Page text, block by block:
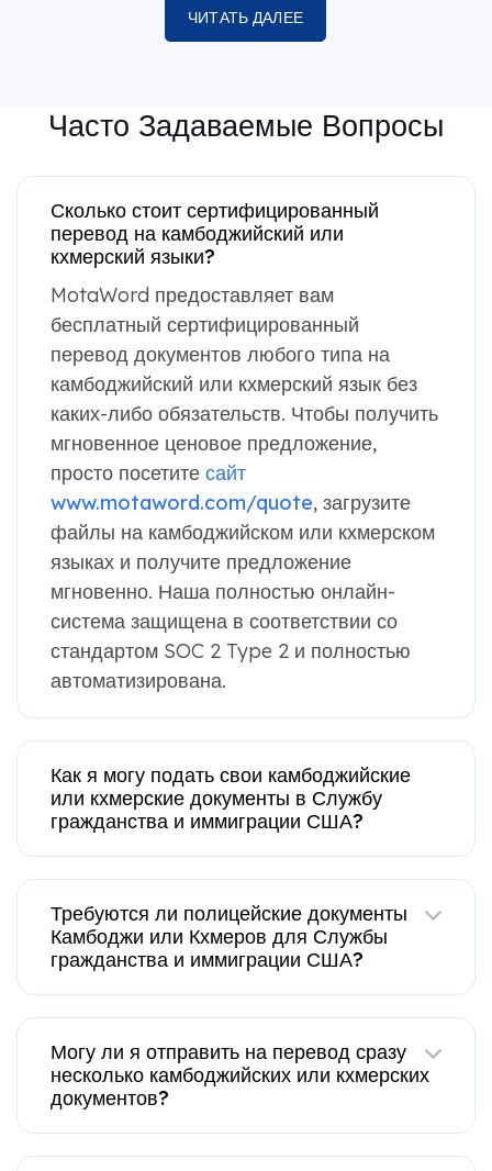
ЧИТАТЬ ДАЛЕЕ
Часто Задаваемые Вопросы
Сколько стоит сертифицированный
перевод на камбоджийский или
кхмерский языки?
MotaWord предоставляет вам
бесплатный сертифицированный
перевод документов любого типа на
камбоджийский или кхмерский язык без
каких-либо обязательств. Чтобы получить
мгновенное ценовое предложение,
просто посетите сайт
www.motaword.com/quote, загрузите
файлы на камбоджийском или кхмерском
языках и получите предложение
мгновенно. Наша полностью онлайн-
система защищена в соответствии со
стандартом SOC 2 Type 2 и полностью
автоматизирована.
Как я могу подать свои камбоджийские
или кхмерские документы в Службу
гражданства и иммиграции США?
Требуются ли полицейские документы
Камбоджи или Кхмеров для Службы
гражданства и иммиграции США?
Могу ли я отправить на перевод сразу
несколько камбоджийских или кхмерских
документов?